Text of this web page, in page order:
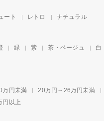
ート レトロ ナチュラル
緑 紫 茶・ベージュ
白
万円未満
20万円～26万円未満
円以上